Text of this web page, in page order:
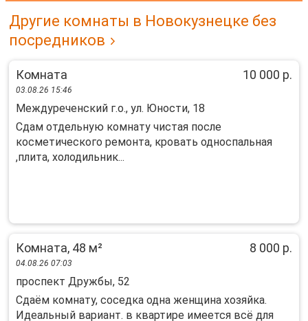
Другие комнаты в Новокузнецке без
посредников
Комната 10 000 р.
03.08.26 15:46
Междуреченский г.о., ул. Юности, 18
Сдам отдельную комнату чистая после
косметического ремонта, кровать односпальная
,плита, холодильник...
Комната, 48 м² 8 000 р.
04.08.26 07:03
проспект Дружбы, 52
Сдаём комнату, соседка одна женщина хозяйка.
Идеальный вариант. в квартире имеется всё для